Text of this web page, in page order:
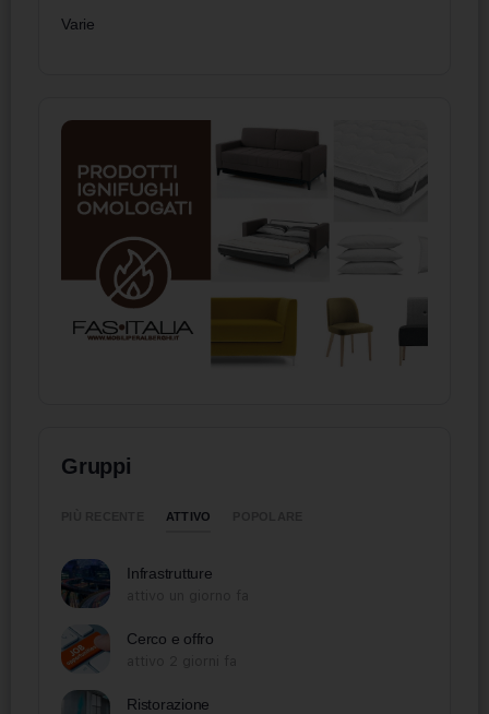
Varie
Gruppi
ATTIVO
Infrastrutture
Cerco e offro
Ristorazione